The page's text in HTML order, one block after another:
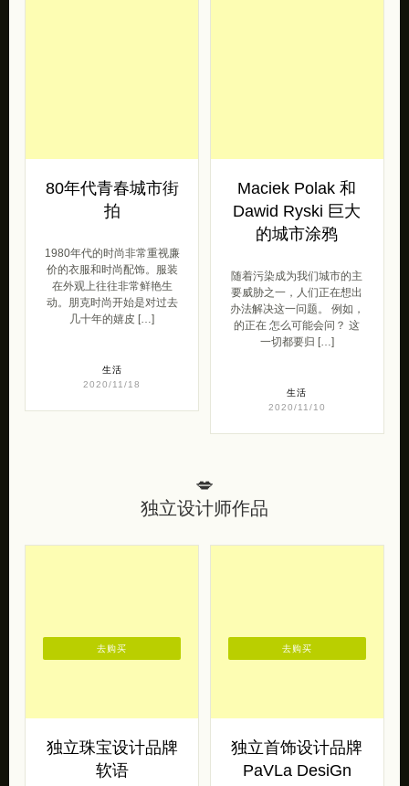
80年代青春城市街
拍
1980年代的时尚非常重视廉
价的衣服和时尚配饰。服装
在外观上往往非常鲜艳生
动。朋克时尚开始是对过去
几十年的嬉皮 […]
生活
2020/11/18
Maciek Polak 和
Dawid Ryski 巨大
的城市涂鸦
随着污染成为我们城市的主
要威胁之一，人们正在想出
办法解决这一问题。 例如，
的正在 怎么可能会问？ 这
一切都要归 […]
生活
2020/11/10
💋
独立设计师作品
独立珠宝设计品牌
软语
去购买
独立首饰设计品牌
PaVLa DesiGn
去购买